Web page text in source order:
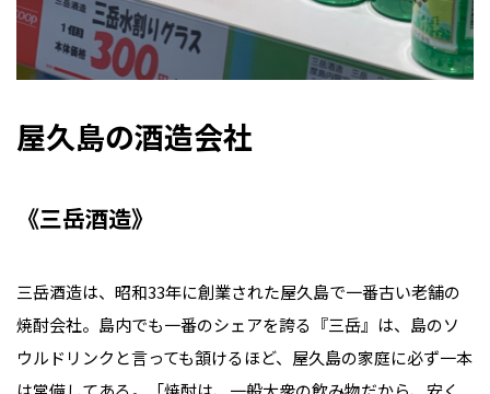
屋久島の酒造会社
《三岳酒造》
三岳酒造は、昭和33年に創業された屋久島で一番古い老舗の
焼酎会社。島内でも一番のシェアを誇る『三岳』は、島のソ
ウルドリンクと言っても頷けるほど、屋久島の家庭に必ず一本